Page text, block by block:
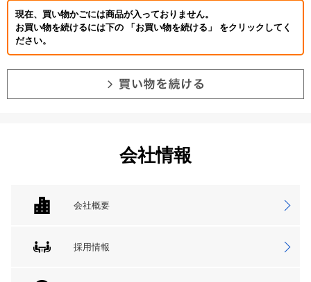
現在、買い物かごには商品が入っておりません。
お買い物を続けるには下の 「お買い物を続ける」 をクリックしてく
ださい。
会社情報
会社概要
採用情報